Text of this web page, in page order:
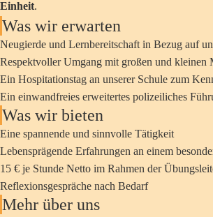
Einheit.
Was wir erwarten
Neugierde und Lernbereitschaft in Bezug auf
Respektvoller Umgang mit großen und kleinen
Ein Hospitationstag an unserer Schule zum
Ein einwandfreies erweitertes polizeiliches
Was wir bieten
Eine spannende und sinnvolle Tätigkeit
Lebensprägende Erfahrungen an einem
15 € je Stunde Netto im Rahmen der
Reflexionsgespräche nach Bedarf
Mehr über uns